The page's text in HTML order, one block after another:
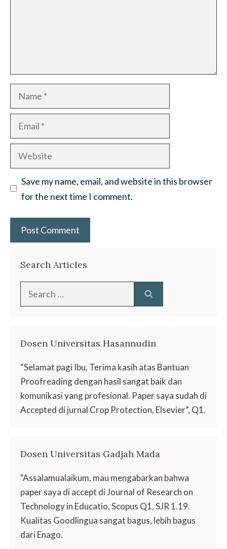
Name
Email
Website
Save my name, email, and website in this browser
for the next time I comment.
Search Articles
Dosen Universitas Hasannudin
“Selamat pagi Ibu, Terima kasih atas Bantuan
Proofreading dengan hasil sangat baik dan
komunikasi yang profesional. Paper saya sudah di
Accepted di jurnal Crop Protection, Elsevier”, Q1.
Dosen Universitas Gadjah Mada
“Assalamualaikum, mau mengabarkan bahwa
paper saya di accept di Journal of Research on
Technology in Educatio, Scopus Q1, SJR 1.19.
Kualitas Goodlingua sangat bagus, lebih bagus
dari Enago.